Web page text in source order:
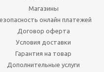
Магазины
онлайн платежей
Договор оферта
Условия доставки
Гарантия на товар
Дополнительные услуги